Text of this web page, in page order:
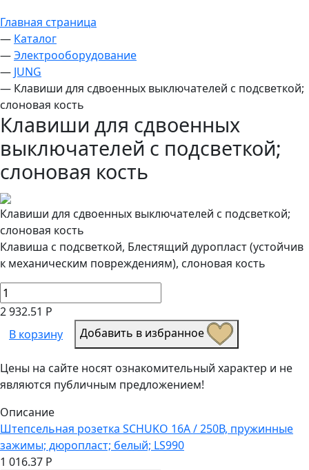
Главная страница
— Каталог
—Электрооборудование
— JUNG
— Клавиши для сдвоенных выключателей с подсветкой;
слоновая кость
Клавиши для сдвоенных
выключателей с подсветкой;
слоновая кость
Клавиши для сдвоенных выключателей с подсветкой;
слоновая кость
Клавиша с подсветкой, Блестящий дуропласт (устойчив
к механическим повреждениям), слоновая кость
2 932.51 Р
В корзину
Добавить в избранное
Цены на сайте носят ознакомительный характер и не
являются публичным предложением!
Описание
Штепсельная розетка SCHUKO 16А / 250В, пружинные
зажимы; дюропласт; белый; LS990
1 016.37 Р